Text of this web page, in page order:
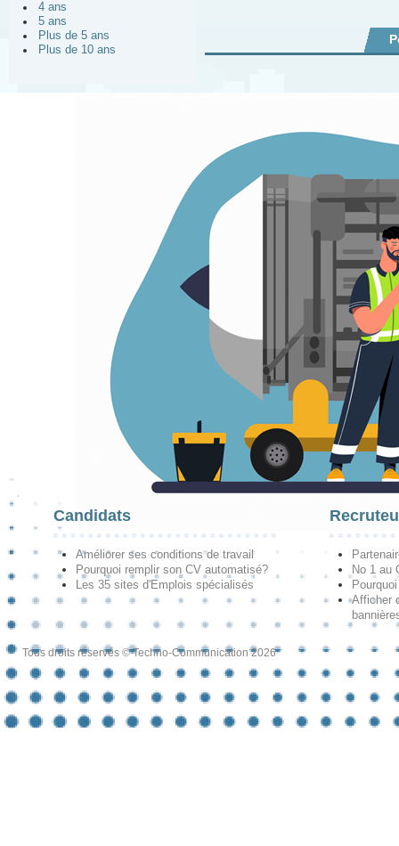
4 ans
5 ans
Plus de 5 ans
Plus de 10 ans
Candidats
Améliorer ses conditions de travail
Pourquoi remplir son CV automatisé?
Les 35 sites d'Emplois spécialisés
No 1 au
Afficher
Tous droits réservés © Techno-Communication 2026